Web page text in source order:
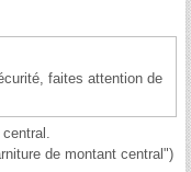
faites attention de
de montant central")